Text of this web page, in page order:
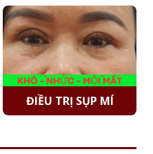
ĐIỀU TRỊ SỤP MÍ